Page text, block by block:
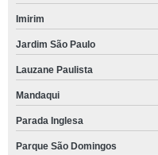
Imirim
Jardim São Paulo
Lauzane Paulista
Mandaqui
Parada Inglesa
Parque São Domingos